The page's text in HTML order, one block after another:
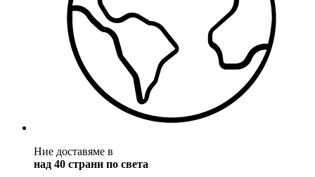
Ние доставяме в
над 40 страни по света